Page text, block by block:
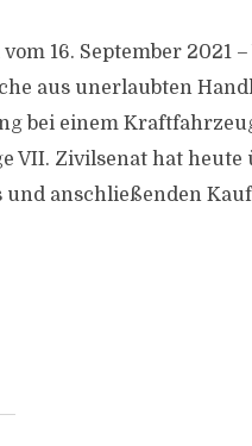
16. September 2021 –
aus unerlaubten
bei einem
VII. Zivilsenat hat heute
und anschließenden